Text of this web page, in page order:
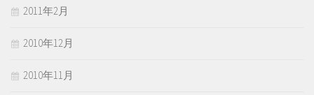
2011年2月
2010年12月
2010年11月